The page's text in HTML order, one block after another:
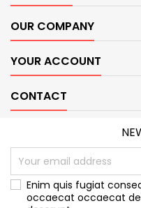
OUR COMPANY
YOUR ACCOUNT
CONTACT
Enim quis fugiat
occaecat occaecat